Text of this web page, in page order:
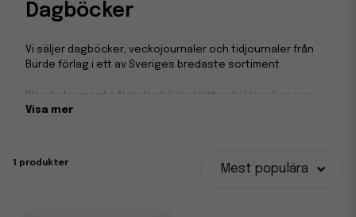
Dagböcker
Vi säljer dagböcker, veckojournaler och tidjournaler från
Burde förlag i ett av Sveriges bredaste sortiment.
Bland våra mest sålda dagböcker hittar du klassiker som
Business kalendern och Senator. Välj bland dagböcker i
fyll på din befintliga med någon av de olika refill
almanackorna som passar ditt format. Du köper även din
Visa mer
1 produkter Mest populära